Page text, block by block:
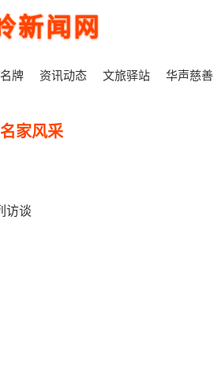
新闻网
牌 资讯动态 文旅驿站 华声慈善
名家风采
访谈